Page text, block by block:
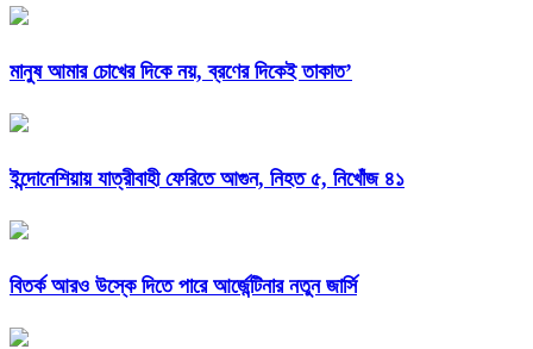
মানুষ আমার চোখের দিকে নয়, ব্রণের দিকেই তাকাত’
ইন্দোনেশিয়ায় যাত্রীবাহী ফেরিতে আগুন, নিহত ৫, নিখোঁজ ৪১
বিতর্ক আরও উস্কে দিতে পারে আর্জেন্টিনার নতুন জার্সি